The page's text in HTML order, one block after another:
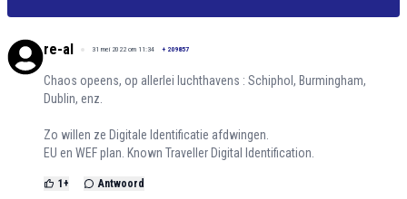
re-al 31 mei 2022 om 11:34 + 209857
Chaos opeens, op allerlei luchthavens : Schiphol, Burmingham,
Dublin, enz.
Zo willen ze Digitale Identificatie afdwingen.
EU en WEF plan. Known Traveller Digital Identification.
1 + Antwoord